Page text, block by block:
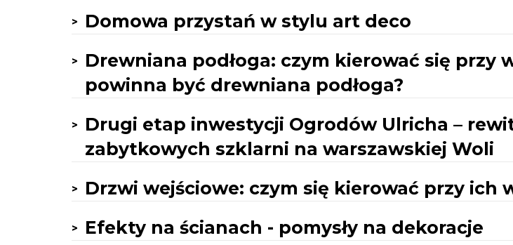
Domowa przystań w stylu art deco
Drewniana podłoga: czym kierować się przy
powinna być drewniana podłoga?
Drugi etap inwestycji Ogrodów Ulricha –
zabytkowych szklarni na warszawskiej Woli
Drzwi wejściowe: czym się kierować przy ich
Efekty na ścianach - pomysły na dekoracje